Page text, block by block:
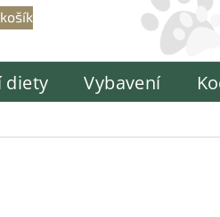
diety Vybavení